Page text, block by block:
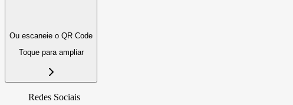
Ou escaneie o QR Code
Toque para ampliar
Redes Sociais